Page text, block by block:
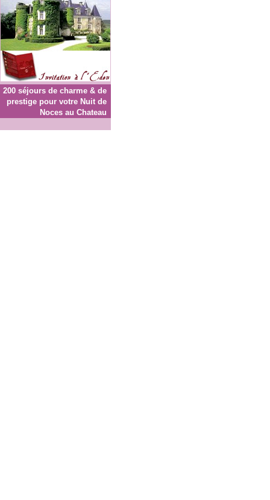
200 séjours de charme & de
prestige pour votre Nuit de
Noces au Chateau